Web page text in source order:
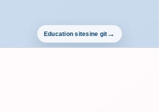
Education sitesine git